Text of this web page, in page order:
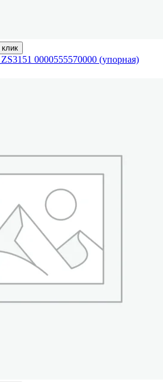
0000555570000 (упорная)